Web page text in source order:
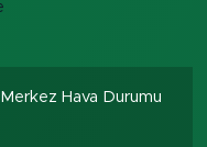
Merkez Hava Durumu